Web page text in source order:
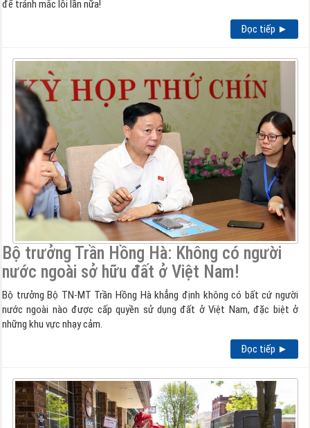
để tránh mắc lỗi lần nữa!
Đọc tiếp ►
Bộ trưởng Trần Hồng Hà: Không có người
nước ngoài sở hữu đất ở Việt Nam!
Bộ trưởng Bộ TN-MT Trần Hồng Hà khẳng định không có bất cứ người
nước ngoài nào được cấp quyền sử dụng đất ở Việt Nam, đặc biệt ở
những khu vực nhạy cảm.
Đọc tiếp ►